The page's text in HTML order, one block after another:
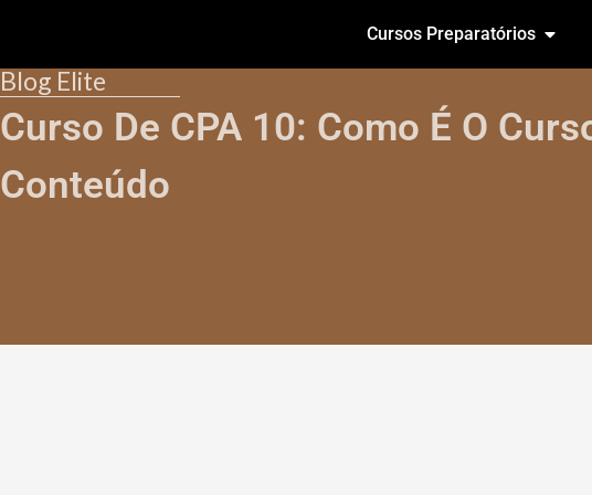
Cursos Preparatórios
Blog Elite
Curso De CPA 10: Como É O
Conteúdo